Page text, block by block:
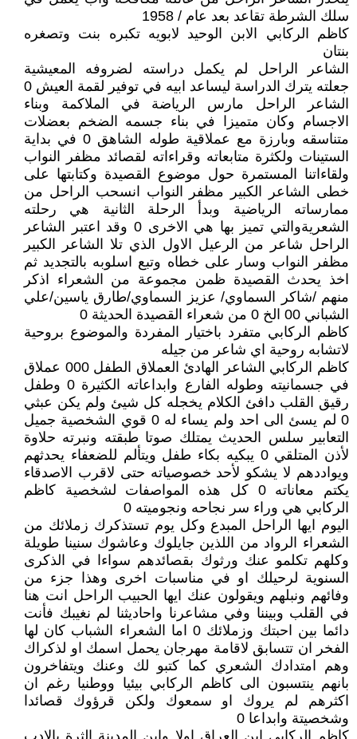
سلك الشرطة تقاعد بعد عام / 1958
كاظم الركابي الابن الوحيد لابويه تكبره بنت وتصغره
بنتان
الشاعر الراحل لم يكمل دراسته لضروفه المعيشية
جعلته يترك الدراسة ليساعد ابيه في توفير لقمة العيش 0
الشاعر الراحل مارس الرياضة في الملاكمة وبناء
الاجسام وكان متميزا في بناء جسمه الضخم بعضلات
متناسقه وبارزة مع عملاقية طوله الشاهق 0 في بداية
الستينات ولكثرة متابعاته وقراءاته لقصائد مظفر النواب
ولقاءاتنا المستمرة حول موضوع القصيدة وكتابتها على
خطى الشاعر الكبير مظفر النواب انسحب الراحل من
ممارساته الرياضية وبدأ الرحلة الثانية هي رحلته
الشعريةوالتي تميز بها هي الاخرى 0 وقد اعتبر الشاعر
الراحل شاعر من الرعيل الاول الذي تلا الشاعر الكبير
مظفر النواب وسار على خطاه وتبع اسلوبه بالتجديد ثم
اخذ يحدث القصيدة ظمن مجموعة من الشعراء اذكر
منهم /شاكر السماوي/ عزيز السماوي/طارق ياسين/علي
الشباني 00 الخ 0 من شعراء القصيدة الحديثة 0
كاظم الركابي متفرد باختيار المفردة والموضوع بروحية
لاتشابه روحية اي شاعر من جيله
كاظم الركابي الشاعر الهادئ العملاق الطفل 000 عملاق
في جسمانيته وطوله الفارع وابداعاته الكثيرة 0 وطفل
رقيق القلب دافئ الكلام يخجله كل شيئ ولم يكن عبثي
0 لم يسئ الى احد ولم يساء له 0 قوي الشخصية جميل
التعابير سلس الحديث يمتلك صوتا طبقته ونبرته حلاوة
لأذن المتلقي 0 يبكيه بكاء طفل ويتألم للضعفاء يحدثهم
ويواددهم لا يشكو لأحد خصوصياته حتى لاقرب الاصدقاء
يكتم معاناته 0 كل هذه المواصفات لشخصية كاظم
الركابي هي وراء سر نجاحه ونجوميته 0
اليوم ايها الراحل المبدع وكل يوم تستذكرك زملائك من
الشعراء الرواد من اللذين جايلوك وعاشوك سنينا طويلة
وكلهم تكلمو عنك ورثوك بقصائدهم سواءا في الذكرى
السنوية لرحيلك او في مناسبات اخرى وهذا جزء من
وفائهم ونبلهم ويقولون عنك ايها الحبيب الراحل انت هنا
في القلب وبيننا وفي مشاعرنا واحاديثنا لم نغيبك فأنت
دائما بين احبتك وزملائك 0 اما الشعراء الشباب كان لها
الفخر ان تتسابق لاقامة مهرجان يحمل اسمك او لذكراك
وهم امتدادك الشعري كما كتبو لك وعنك ويتفاخرون
بانهم ينتسبون الى كاظم الركابي بيئيا ووطنيا رغم ان
اكثرهم لم يروك او سمعوك ولكن قرؤوك قصائدا
وشخصيتة وابداعا 0